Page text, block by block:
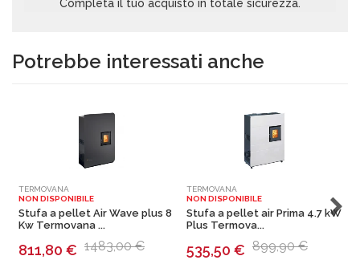
Completa il tuo acquisto in totale sicurezza.
Potrebbe interessati anche
TERMOVANA
NON DISPONIBILE
Stufa a pellet Air Wave plus 8
Kw Termovana ...
811,80 € 1483,00 €
TERMOVANA
NON DISPONIBILE
Stufa a pellet air Prima 4.7 kW
Plus Termova...
535,50 € 899,90 €